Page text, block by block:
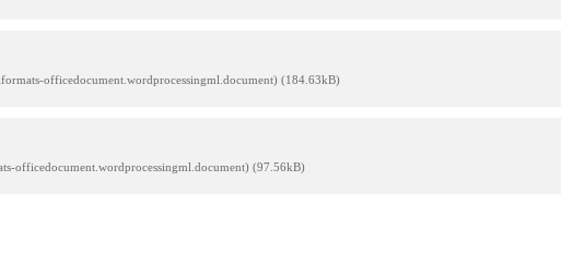
officedocument.wordprocessingml.document) (184.63kB)
officedocument.wordprocessingml.document) (97.56kB)